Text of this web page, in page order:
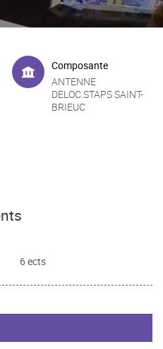
Composante
ANTENNE
DELOC.STAPS SAINT-
BRIEUC
6 ects